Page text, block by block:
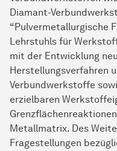
Diamant-
“Pulvermetallurgische
Lehrstuhls für
mit der Entwicklung
Herstellungsverfahren
Verbundwerkstoffe
erzielbaren
Metallmatrix. Des
Fragestellungen